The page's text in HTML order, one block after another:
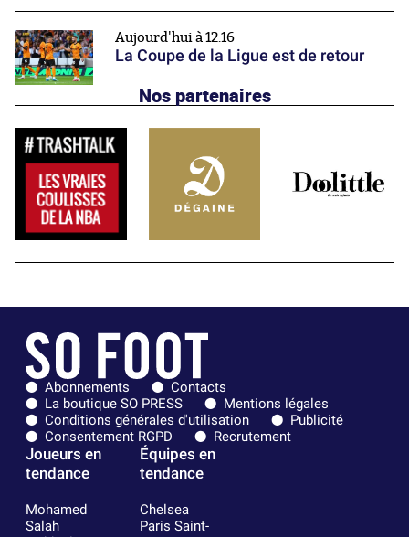
Aujourd'hui à 12:16
La Coupe de la Ligue est de retour
Nos partenaires
Abonnements
Contacts
La boutique SO PRESS
Mentions légales
Conditions générales d'utilisation
Publicité
Consentement RGPD
Recrutement
Joueurs en
tendance
Mohamed
Salah
Équipes en
tendance
Chelsea
Paris Saint-